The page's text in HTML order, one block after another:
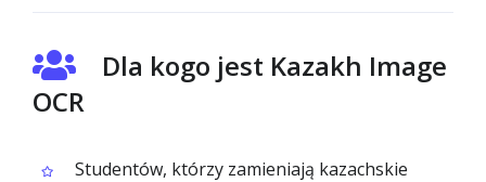
Dla kogo jest Kazakh Image
OCR
Studentów, którzy zamieniają kazachskie